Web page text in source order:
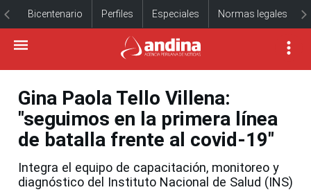
Bicentenario Perfiles Especiales Normas legales
Gina Paola Tello Villena:
"seguimos en la primera línea
de batalla frente al covid-19"
Integra el equipo de capacitación, monitoreo y
diagnóstico del Instituto Nacional de Salud (INS)